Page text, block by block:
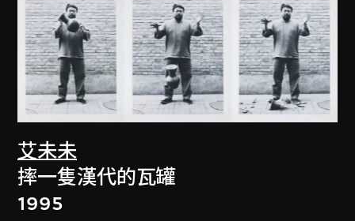
艾未未
摔一隻漢代的瓦罐
1995